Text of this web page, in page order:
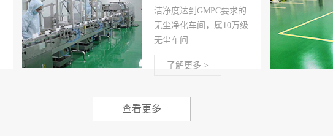
洁净度达到GMPC要求的
无尘净化车间，属10万级
无尘车间
了解更多 >
查看更多